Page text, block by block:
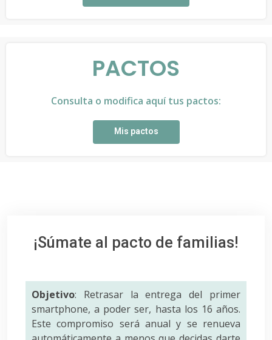
PACTOS
Consulta o modifica aquí tus pactos:
Mis pactos
¡Súmate al pacto de familias!
Objetivo: Retrasar la entrega del primer
smartphone, a poder ser, hasta los 16 años.
Este compromiso será anual y se renueva